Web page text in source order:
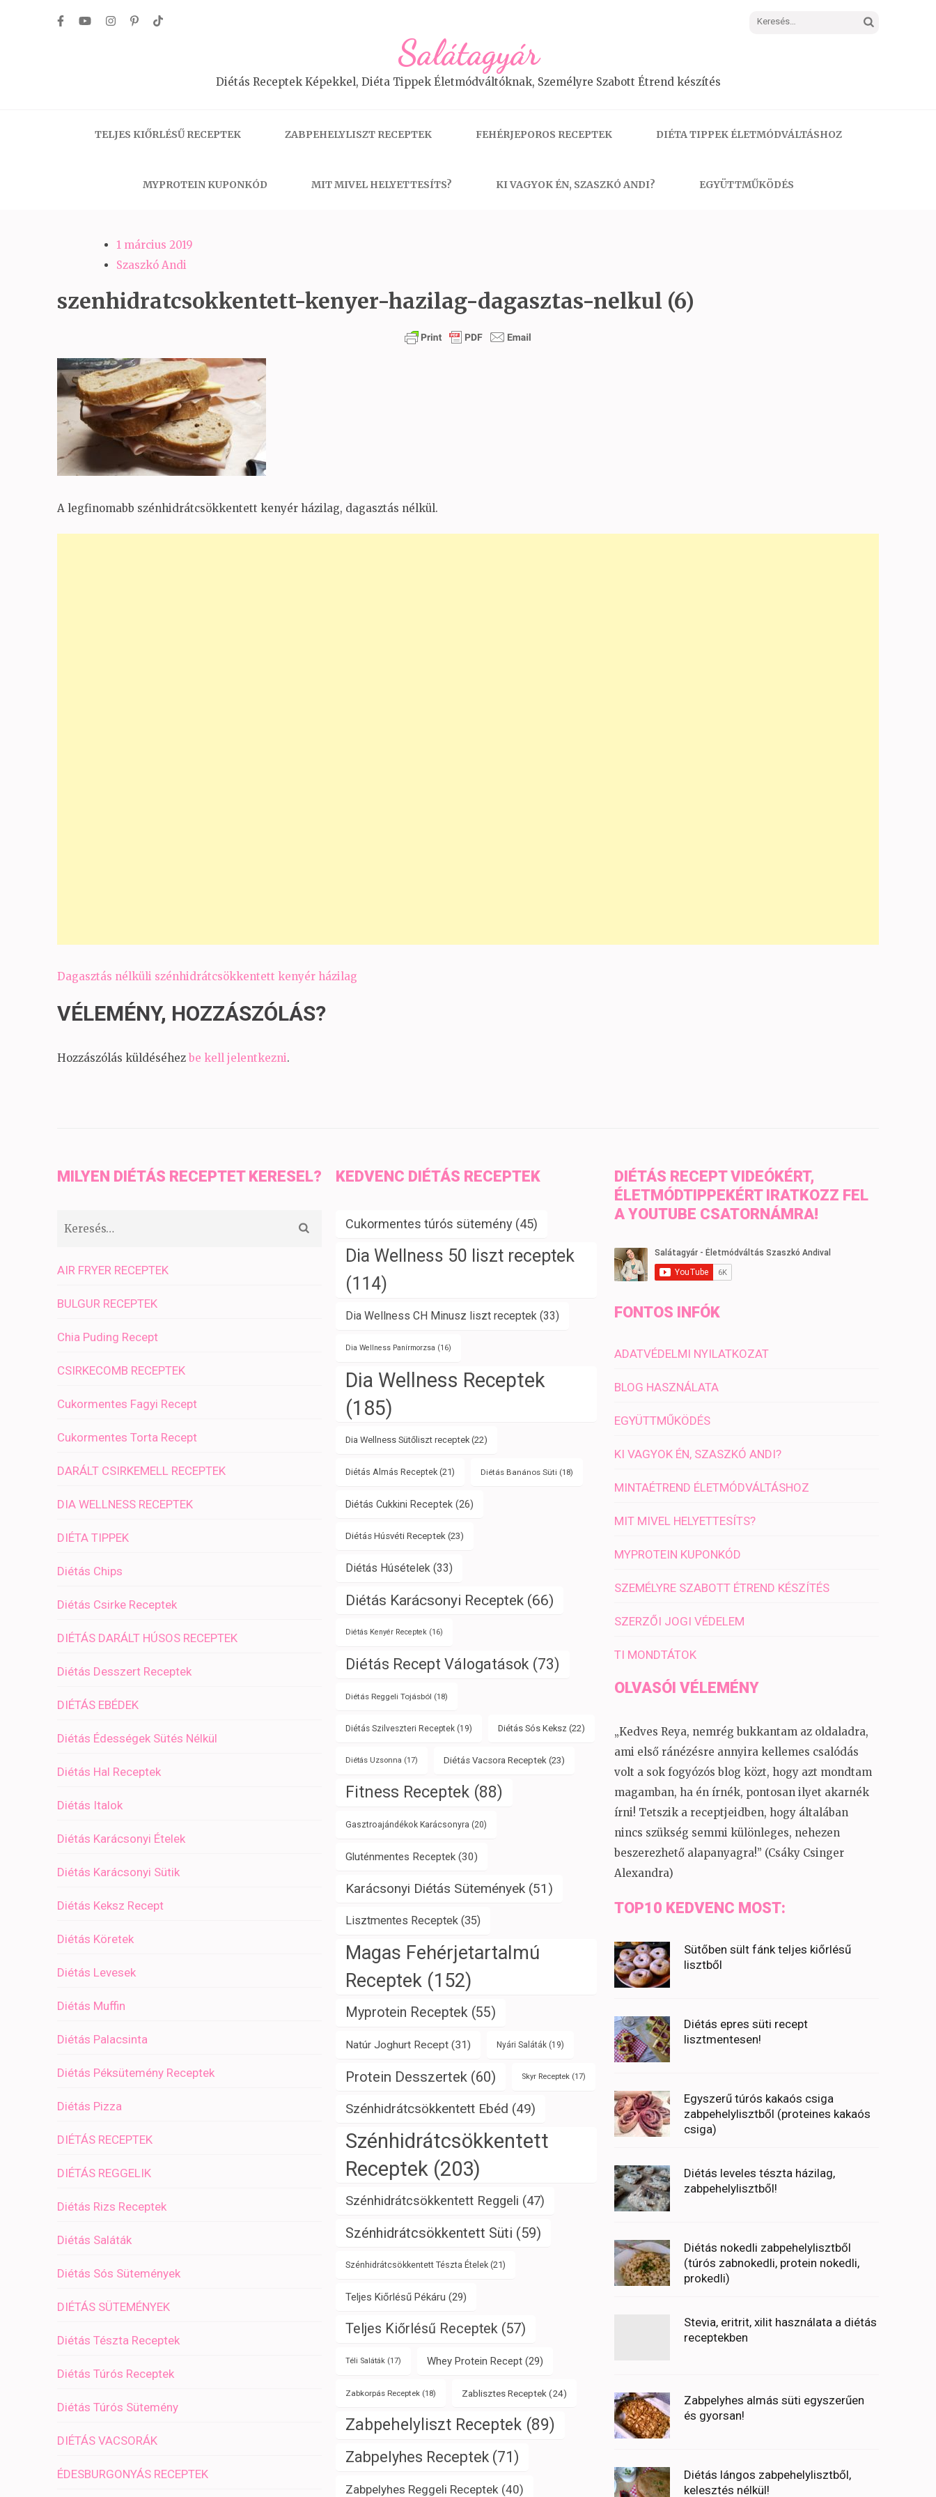
Keresés:
Salátagyár
Diétás Receptek Képekkel, Diéta Tippek Életmódváltóknak, Személyre Szabott Étrend készítés
TELJES KIŐRLÉSŰ RECEPTEK ZABPEHELYLISZT RECEPTEK FEHÉRJEPOROS RECEPTEK DIÉTA TIPPEK ÉLETMÓDVÁLTÁSHOZ
MYPROTEIN KUPONKÓD MIT MIVEL HELYETTESÍTS? KI VAGYOK ÉN, SZASZKÓ ANDI? EGYÜTTMŰKÖDÉS
1 március 2019
Szaszkó Andi
szenhidratcsokkentett-kenyer-hazilag-dagasztas-nelkul (6)
A legfinomabb szénhidrátcsökkentett kenyér házilag, dagasztás nélkül.
Bejegyzés
Dagasztás nélküli szénhidrátcsökkentett kenyér házilag
VÉLEMÉNY, HOZZÁSZÓLÁS?
Hozzászólás küldéséhez be kell jelentkezni.
MILYEN DIÉTÁS RECEPTET KERESEL?
AIR FRYER RECEPTEK
BULGUR RECEPTEK
Chia Puding Recept
CSIRKECOMB RECEPTEK
Cukormentes Fagyi Recept
Cukormentes Torta Recept
DARÁLT CSIRKEMELL RECEPTEK
DIA WELLNESS RECEPTEK
DIÉTA TIPPEK
Diétás Chips
Diétás Csirke Receptek
DIÉTÁS DARÁLT HÚSOS RECEPTEK
Diétás Desszert Receptek
DIÉTÁS EBÉDEK
Diétás Édességek Sütés Nélkül
Diétás Hal Receptek
Diétás Italok
Diétás Karácsonyi Ételek
Diétás Karácsonyi Sütik
Diétás Keksz Recept
Diétás Köretek
Diétás Levesek
Diétás Muffin
Diétás Palacsinta
Diétás Péksütemény Receptek
Diétás Pizza
DIÉTÁS RECEPTEK
DIÉTÁS REGGELIK
Diétás Rizs Receptek
Diétás Saláták
Diétás Sós Sütemények
DIÉTÁS SÜTEMÉNYEK
Diétás Tészta Receptek
Diétás Túrós Receptek
Diétás Túrós Sütemény
DIÉTÁS VACSORÁK
ÉDESBURGONYÁS RECEPTEK
KEDVENC DIÉTÁS RECEPTEK
Cukormentes túrós sütemény(45)
Dia Wellness 50 liszt receptek
(114)
Dia Wellness CH Minusz liszt receptek (33)
Dia Wellness Panírmorzsa (16)
Dia Wellness Receptek
(185)
Dia Wellness Sütőliszt receptek(22)
Diétás Almás Receptek(21) Diétás Banános Süti (18)
Diétás Cukkini Receptek(26)
Diétás Húsvéti Receptek (23)
Diétás Húsételek (33)
Diétás Karácsonyi Receptek(66)
Diétás Kenyér Receptek(16)
Diétás Recept Válogatások (73)
Diétás Reggeli Tojásból (18)
Diétás Szilveszteri Receptek(19) Diétás Sós Keksz (22)
Diétás Uzsonna (17) Diétás Vacsora Receptek (23)
Fitness Receptek(88)
Gasztroajándékok Karácsonyra (20)
Gluténmentes Receptek(30)
Karácsonyi Diétás Sütemények(51)
Lisztmentes Receptek (35)
Magas Fehérjetartalmú
Receptek(152)
Myprotein Receptek(55)
Natúr Joghurt Recept(31) Nyári Saláták(19)
Protein Desszertek (60) Skyr Receptek(17)
Szénhidrátcsökkentett Ebéd (49)
Szénhidrátcsökkentett
Receptek (203)
Szénhidrátcsökkentett Reggeli (47)
Szénhidrátcsökkentett Süti (59)
Szénhidrátcsökkentett Tészta Ételek(21)
Teljes Kiőrlésű Pékáru (29)
Teljes Kiőrlésű Receptek(57)
Téli Saláták(17) Whey Protein Recept(29)
Zabkorpás Receptek(18) Zablisztes Receptek (24)
Zabpehelyliszt Receptek(89)
Zabpelyhes Receptek(71)
Zabpelyhes Reggeli Receptek (40)
DIÉTÁS RECEPT VIDEÓKÉRT,
ÉLETMÓDTIPPEKÉRT IRATKOZZ FEL
A YOUTUBE CSATORNÁMRA!
FONTOS INFÓK
ADATVÉDELMI NYILATKOZAT
BLOG HASZNÁLATA
EGYÜTTMŰKÖDÉS
KI VAGYOK ÉN, SZASZKÓ ANDI?
MINTAÉTREND ÉLETMÓDVÁLTÁSHOZ
MIT MIVEL HELYETTESÍTS?
MYPROTEIN KUPONKÓD
SZEMÉLYRE SZABOTT ÉTREND KÉSZÍTÉS
SZERZŐI JOGI VÉDELEM
TI MONDTÁTOK
OLVASÓI VÉLEMÉNY
„Kedves Reya, nemrég bukkantam az oldaladra,
ami első ránézésre annyira kellemes csalódás
volt a sok fogyózós blog közt, hogy azt mondtam
magamban, ha én írnék, pontosan ilyet akarnék
írni! Tetszik a receptjeidben, hogy általában
nincs szükség semmi különleges, nehezen
beszerezhető alapanyagra!” (Csáky Csinger
Alexandra)
TOP10 KEDVENC MOST:
Sütőben sült fánk teljes kiőrlésű
lisztből
Diétás epres süti recept
lisztmentesen!
Egyszerű túrós kakaós csiga
zabpehelylisztből (proteines kakaós
csiga)
Diétás leveles tészta házilag,
zabpehelylisztből!
Diétás nokedli zabpehelylisztből
(túrós zabnokedli, protein nokedli,
prokedli)
Stevia, eritrit, xilit használata a diétás
receptekben
Zabpelyhes almás süti egyszerűen
és gyorsan!
Diétás lángos zabpehelylisztből,
kelesztés nélkül!